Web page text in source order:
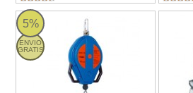
5%
ENVIO
GRATIS
Dispositivo anticaídas retráctil Tractel